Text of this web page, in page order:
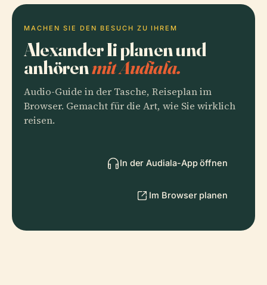
MACHEN SIE DEN BESUCH ZU IHREM
Alexander Ii planen und
anhörenmit Audiala.
Audio-Guide in der Tasche, Reiseplan im
Browser. Gemacht für die Art, wie Sie wirklich
reisen.
In der Audiala-App öffnen
Im Browser planen